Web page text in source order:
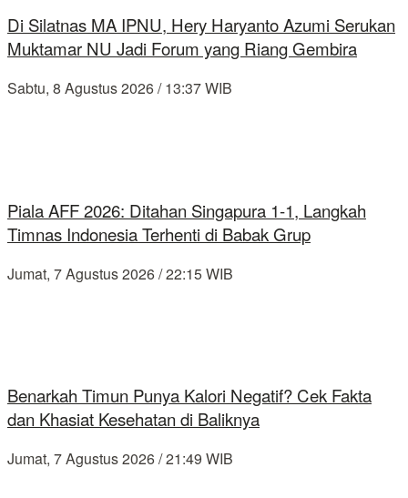
Di Silatnas MA IPNU, Hery Haryanto Azumi Serukan
Muktamar NU Jadi Forum yang Riang Gembira
Sabtu, 8 Agustus 2026 / 13:37 WIB
Piala AFF 2026: Ditahan Singapura 1-1, Langkah
Timnas Indonesia Terhenti di Babak Grup
Jumat, 7 Agustus 2026 / 22:15 WIB
Benarkah Timun Punya Kalori Negatif? Cek Fakta
dan Khasiat Kesehatan di Baliknya
Jumat, 7 Agustus 2026 / 21:49 WIB